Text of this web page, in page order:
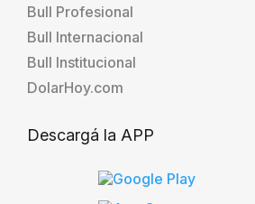
Bull Profesional
Bull Internacional
Bull Institucional
DolarHoy.com
Descargá la APP